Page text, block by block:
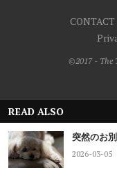
CONTACT
©2017 - The
READ ALSO
突然のお別
2026-03-05